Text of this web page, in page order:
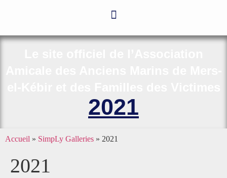
2021
Accueil » SimpLy Galleries » 2021
2021